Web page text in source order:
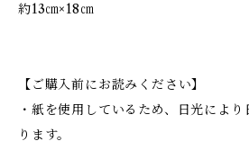
約13㎝×18㎝
【ご購入前にお読みください】
・紙を使用しているため、日光によ
ります。